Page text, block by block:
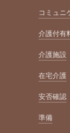
コミュニ
介護付有
介護施設
在宅介護
安否確認
準備